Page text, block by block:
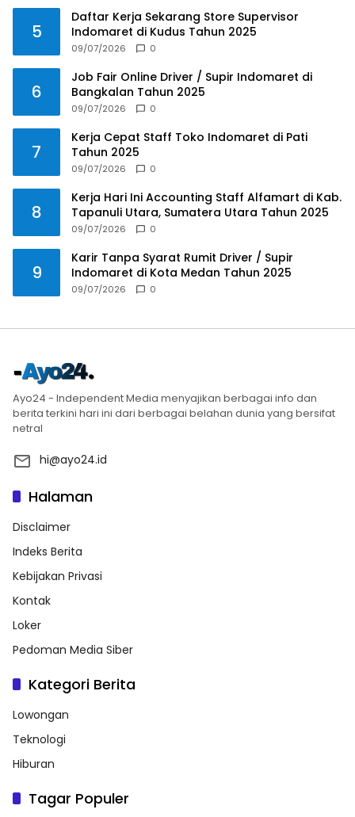
5
Daftar Kerja Sekarang Store Supervisor
Indomaret di Kudus Tahun 2025
09/07/2026 0
6
Job Fair Online Driver / Supir Indomaret di
Bangkalan Tahun 2025
09/07/2026 0
7
Kerja Cepat Staff Toko Indomaret di Pati
Tahun 2025
09/07/2026 0
8
Kerja Hari Ini Accounting Staff Alfamart di Kab.
Tapanuli Utara, Sumatera Utara Tahun 2025
09/07/2026 0
9
Karir Tanpa Syarat Rumit Driver / Supir
Indomaret di Kota Medan Tahun 2025
09/07/2026 0
Ayo24 - Independent Media menyajikan berbagai info dan
berita terkini hari ini dari berbagai belahan dunia yang bersifat
netral
hi@ayo24.id
Halaman
Disclaimer
Indeks Berita
Kebijakan Privasi
Kontak
Loker
Pedoman Media Siber
Kategori Berita
Lowongan
Teknologi
Hiburan
Tagar Populer